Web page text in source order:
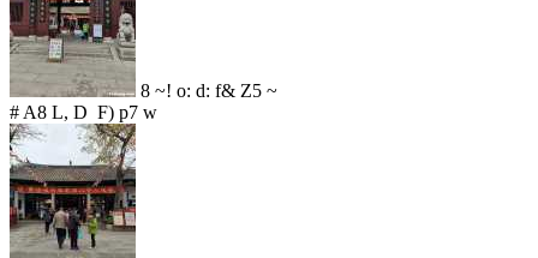
8 ~! o: d: f& Z5 ~
# A8 L, D F) p7 w